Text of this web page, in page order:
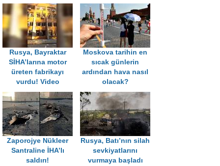
Rusya, Bayraktar
SİHA’larına motor
üreten fabrikayı
vurdu! Video
Moskova tarihin en
sıcak günlerin
ardından hava nasıl
olacak?
Zaporojye Nükleer
Santraline İHA’lı
saldırı!
Rusya, Batı’nın silah
sevkiyatlarını
vurmaya başladı